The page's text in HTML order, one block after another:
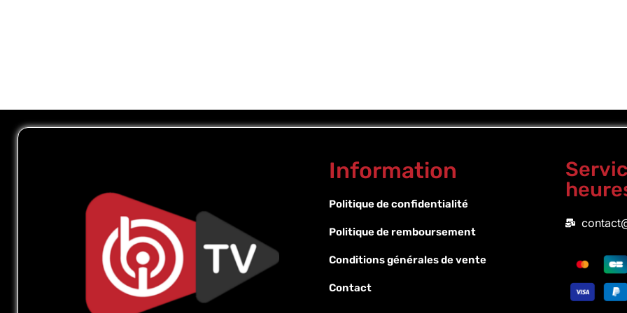
Information
Politique de confidentialité
Politique de remboursement
Conditions générales de vente
Contact